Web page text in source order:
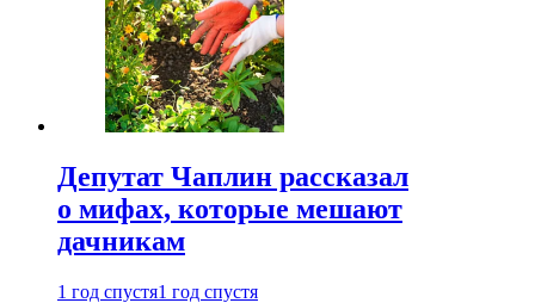
Депутат Чаплин рассказал
о мифах, которые мешают
дачникам
1 год спустя1 год спустя